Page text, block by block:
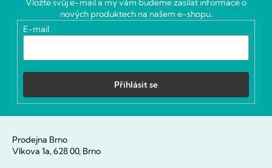
Vložte svůj e-mail a my vám budeme zasílat informace o
nových produktech na našem e-shopu.
E-mail
Přihlásit se
Prodejna Brno
Vlkova 1a, 628 00, Brno